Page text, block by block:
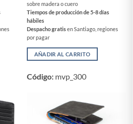
sobre madera o cuero
Tiempos de producción de 5-8 días
hábiles
Despacho gratisen Santiago, regiones
por pagar
AÑADIR AL CARRITO
Código: mvp_300